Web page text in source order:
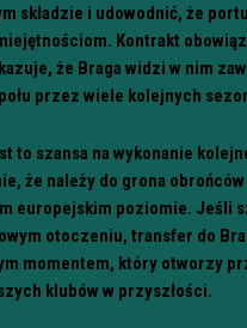
składzie i udowodnić, że
Kontrakt
że Braga widzi w nim
przez wiele kolejnych
to szansa na wykonanie
że należy do grona
europejskim poziomie. Jeśli
otoczeniu, transfer do
momentem, który otworzy
klubów w przyszłości.